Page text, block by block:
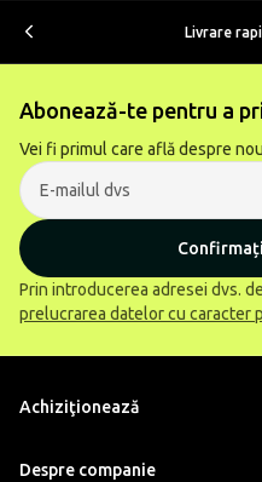
Livrare
Abonează-te pentru a
Vei fi primul care află despre
Confirmați
Prin introducerea adresei dvs.
prelucrarea datelor cu caracter
Achiziţionează
Despre companie